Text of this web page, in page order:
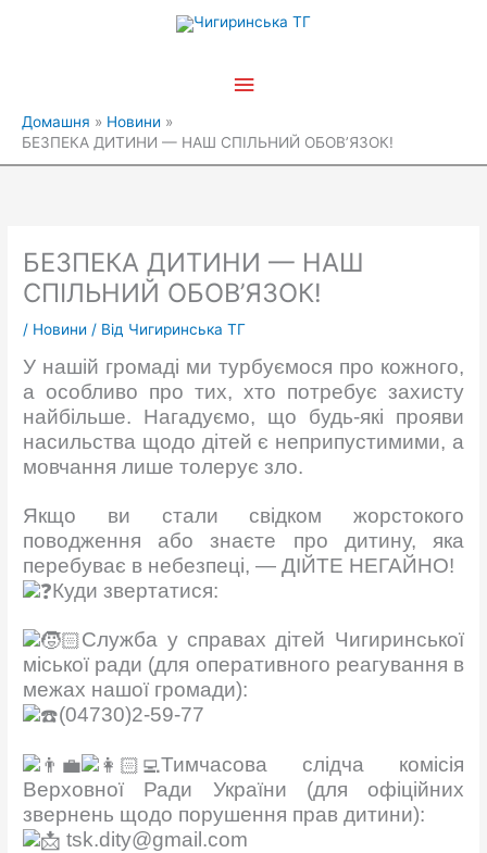
Головне
Домашня
Новини
БЕЗПЕКА ДИТИНИ — НАШ СПІЛЬНИЙ ОБОВ’ЯЗОК!
БЕЗПЕКА ДИТИНИ — НАШ
СПІЛЬНИЙ ОБОВ’ЯЗОК!
/ Новини / Від Чигиринська ТГ
У нашій громаді ми турбуємося про кожного,
а особливо про тих, хто потребує захисту
найбільше. Нагадуємо, що будь-які прояви
насильства щодо дітей є неприпустимими, а
мовчання лише толерує зло.
Якщо ви стали свідком жорстокого
поводження або знаєте про дитину, яка
перебуває в небезпеці, — ДІЙТЕ НЕГАЙНО!
Куди звертатися:
Служба у справах дітей Чигиринської
міської ради (для оперативного реагування в
межах нашої громади):
(04730)2-59-77
Тимчасова слідча комісія
Верховної Ради України (для офіційних
звернень щодо порушення прав дитини):
tsk.dity@gmail.com